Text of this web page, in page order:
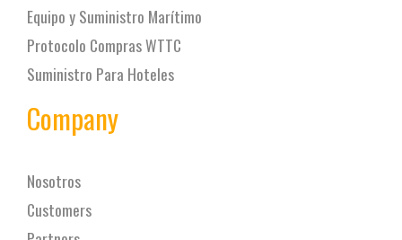
Equipo y Suministro Marítimo
Protocolo Compras WTTC
Suministro Para Hoteles
Company
Nosotros
Customers